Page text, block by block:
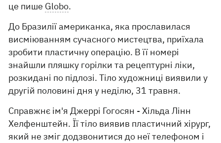
це пише Globo.
До Бразилії американка, яка прославилася
висміюванням сучасного мистецтва, приїхала
зробити пластичну операцію. В її номері
знайшли пляшку горілки та рецептурні ліки,
розкидані по підлозі. Тіло художниці виявили у
другій половині дня у неділю, 31 травня.
Справжнє ім'я Джеррі Гогосян - Хільда ​​Лінн
Хелфенштейн. Її тіло виявив пластичний хірург,
який не зміг додзвонитися до неї телефоном і